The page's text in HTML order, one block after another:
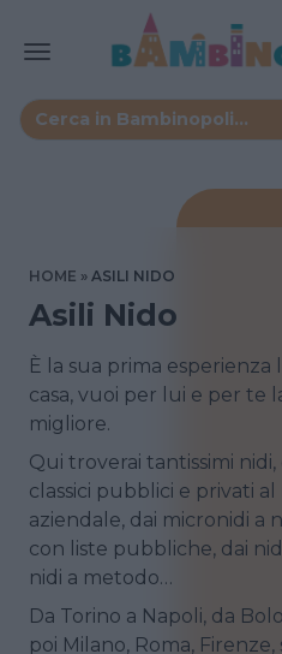
HOME ASILI NIDO
Asili Nido
È la sua prima esperienza
casa, vuoi per lui e per te
migliore.
Qui troverai tantissimi nidi,
classici pubblici e privati al
aziendale, dai micronidi a
con liste pubbliche, dai
nidi a metodo…
Da Torino a Napoli, da
poi Milano, Roma, Firenze,